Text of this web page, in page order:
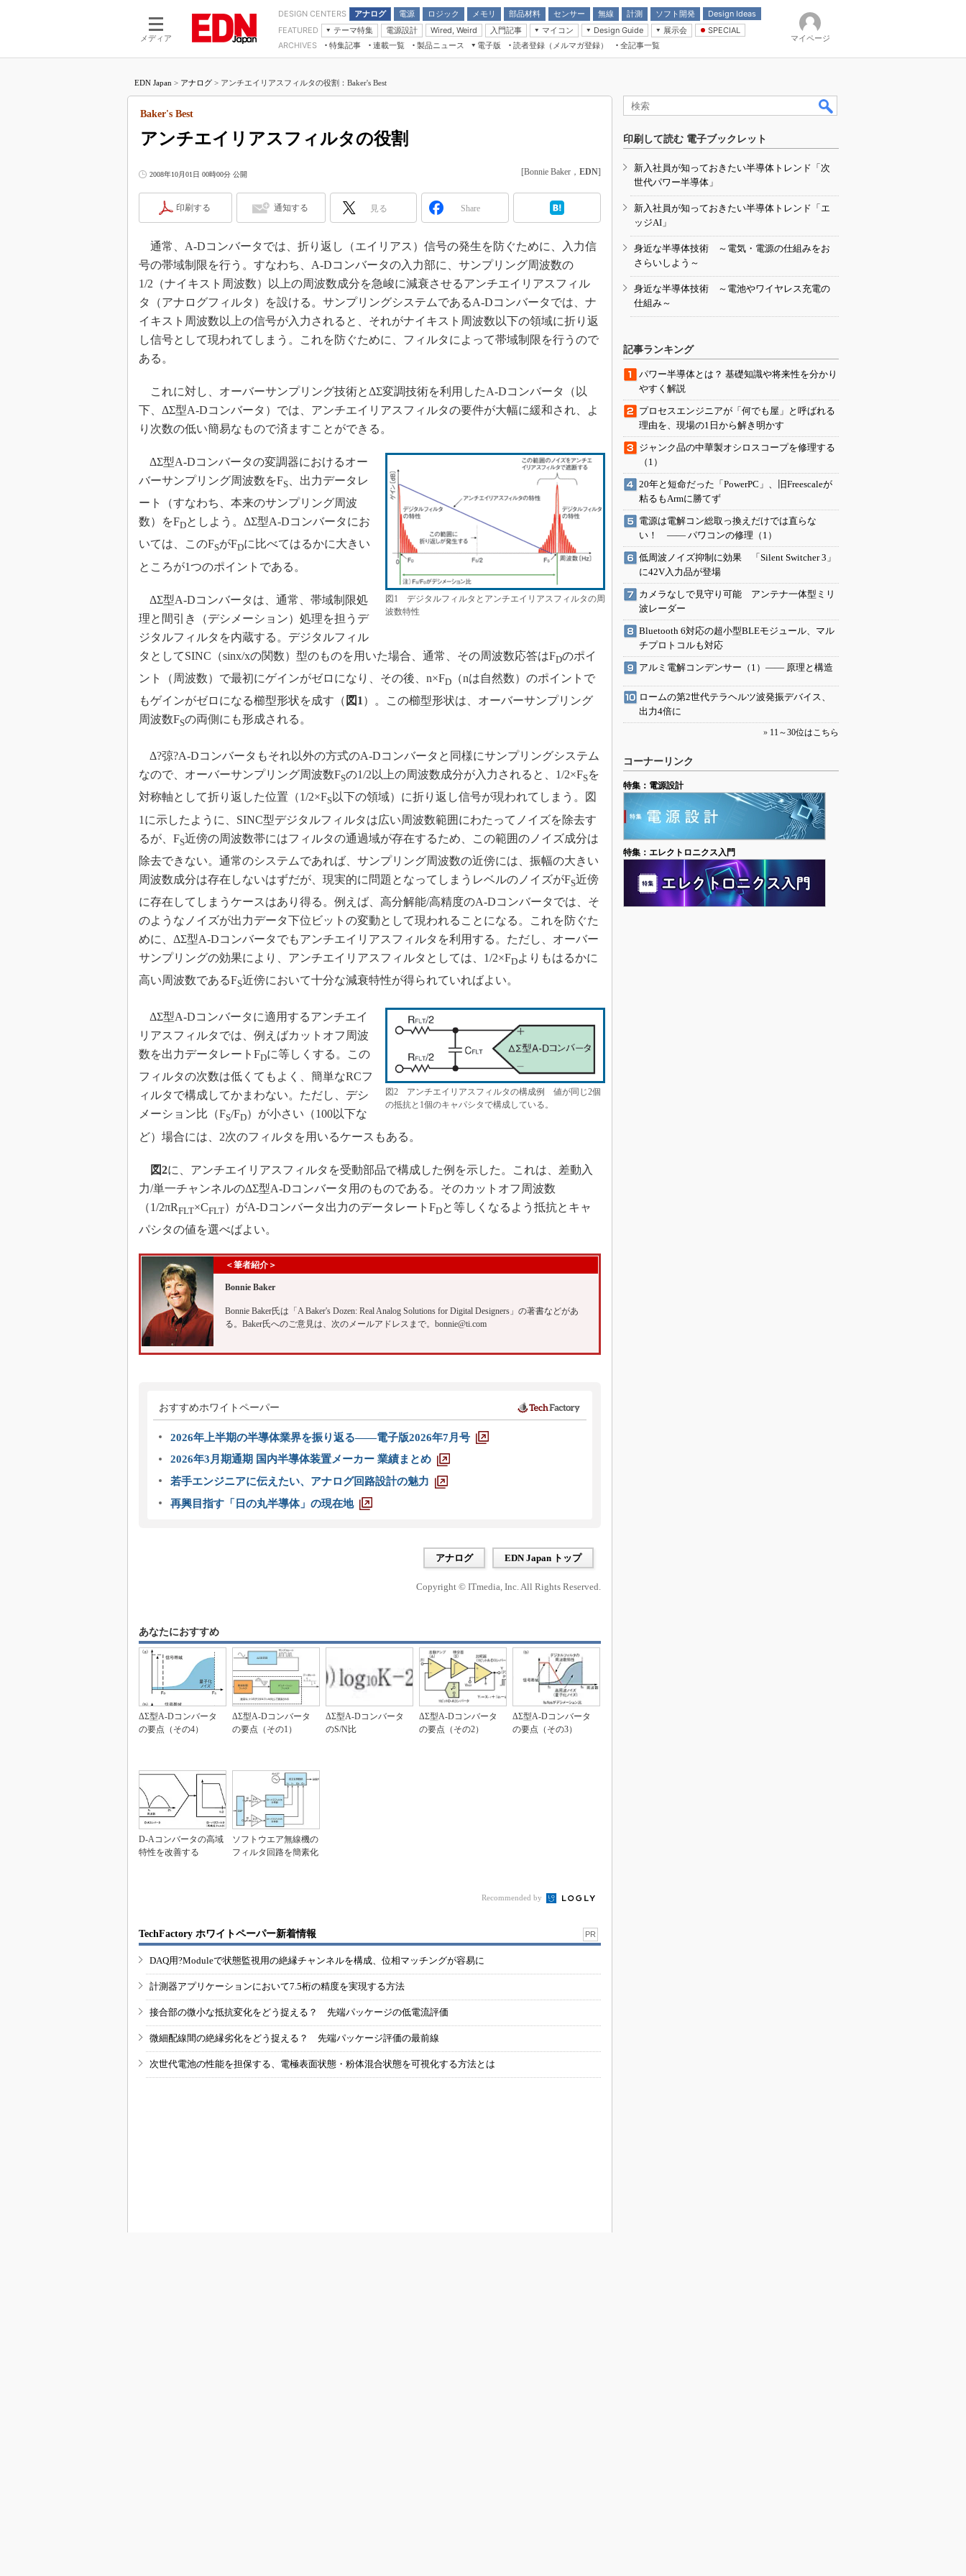
メディア
DESIGN CENTERS アナログ
電源
モーター
ロジック
LSI
メモリ
部品材料
受動部品
センサー 無線 計測 ソフト開発
Design Ideas
アナログ機能回路
計測とテスト
FEATURED
テーマ特集
つながるクルマ
エレクトロニクス入門
製品解剖（EE Times Japan）
電源設計 Wired, Weird
入門記事
モーター入門
マイコン
マイコン講座
Design Guide
計測機器
展示会
CEATEC
組込み/エッジコンピューティング展
SPECIAL
Microchip情報
ARCHIVES 特集記事
連載一覧
マイクロプロセッサ懐古録
たった2つの式で始めるDC/DCコン
バーターの設計
DC-DCコンバーター活用講座
Wired, Weird
マイコン講座
Q&Aで学ぶマイコン講座
高速シリアル伝送技術講座
記録計／データロガーの基礎知識
アナログ設計のきほん／ADCとノイ
ズ編
めざせ高効率！ モーター駆動入門講
「SPICEの仕組みとその活用設計」
最新記事一覧
計測器メーカーから見た5G
う変わる？
IoT時代の無線規格を知る【Thread
IoT時代の無線規格を知る【Z-Wave
編】
製品ニュース
電子版
電子ブックレット
読者登録（メルマガ登録） 全記事一覧
マイページ
EDN Japan > アナログ > アンチエイリアスフィルタの役割：Baker's Best
アンチエイリアスフィルタの役割
Baker's Best
2008年10月01日 00時00分 公開 [Bonnie Baker， EDN]
印刷する 通知する 見る Share
通常、A-Dコンバータでは、折り返し（エイリアス）信号の発生を防ぐために、入力信
号の帯域制限を行う。すなわち、A-Dコンバータの入力部に、サンプリング周波数の
1/2（ナイキスト周波数）以上の周波数成分を急峻に減衰させるアンチエイリアスフィル
タ（アナログフィルタ）を設ける。サンプリングシステムであるA-Dコンバータでは、ナ
イキスト周波数以上の信号が入力されると、それがナイキスト周波数以下の領域に折り返
し信号として現われてしまう。これを防ぐために、フィルタによって帯域制限を行うので
ある。
これに対し、オーバーサンプリング技術とΔΣ変調技術を利用したA-Dコンバータ（以
下、ΔΣ型A-Dコンバータ）では、アンチエイリアスフィルタの要件が大幅に緩和され、よ
り次数の低い簡易なもので済ますことができる。
図1 デジタルフィルタとアンチエイリアスフィルタの周
波数特性
ΔΣ型A-Dコンバータの変調器におけるオー
バーサンプリング周波数をFS 、出力データレ
ート（すなわち、本来のサンプリング周波
数）をFDとしよう。ΔΣ型A-Dコンバータにお
いては、このFSがFDに比べてはるかに大きい
ところが1つのポイントである。
ΔΣ型A-Dコンバータは、通常、帯域制限処
理と間引き（デシメーション）処理を担うデ
ジタルフィルタを内蔵する。デジタルフィル
タとしてSINC（sinx/xの関数）型のものを用いた場合、通常、その周波数応答はFDのポイ
ント（周波数）で最初にゲインがゼロになり、その後、n×FD （nは自然数）のポイントで
もゲインがゼロになる櫛型形状を成す（ 図1 ）。この櫛型形状は、オーバーサンプリング
周波数FSの両側にも形成される。
Δ?弶?A-Dコンバータもそれ以外の方式のA-Dコンバータと同様にサンプリングシステム
なので、オーバーサンプリング周波数FSの1/2以上の周波数成分が入力されると、1/2×FSを
対称軸として折り返した位置（1/2×FS 以下の領域）に折り返し信号が現われてしまう。図
1に示したように、SINC型デジタルフィルタは広い周波数範囲にわたってノイズを除去す
るが、FS近傍の周波数帯にはフィルタの通過域が存在するため、この範囲のノイズ成分は
除去できない。通常のシステムであれば、サンプリング周波数の近傍には、振幅の大きい
周波数成分は存在しないはずだが、現実的に問題となってしまうレベルのノイズがFS近傍
に存在してしまうケースはあり得る。例えば、高分解能/高精度のA-Dコンバータでは、そ
のようなノイズが出力データ下位ビットの変動として現われることになる。これを防ぐた
めに、ΔΣ型A-Dコンバータでもアンチエイリアスフィルタを利用する。ただし、オーバー
サンプリングの効果により、アンチエイリアスフィルタとしては、1/2×FDよりもはるかに
高い周波数であるFS近傍において十分な減衰特性が得られていればよい。
図2 アンチエイリアスフィルタの構成例 値が同じ2個
の抵抗と1個のキャパシタで構成している。
ΔΣ型A-Dコンバータに適用するアンチエイ
リアスフィルタでは、例えばカットオフ周波
数を出力データレートFDに等しくする。この
フィルタの次数は低くてもよく、簡単なRCフ
ィルタで構成してかまわない。ただし、デシ
メーション比（FS/FD）が小さい（100以下な
ど）場合には、2次のフィルタを用いるケースもある。
図2に、アンチエイリアスフィルタを受動部品で構成した例を示した。これは、差動入
力/単一チャンネルのΔΣ型A-Dコンバータ用のものである。そのカットオフ周波数
（1/2πRFLT×CFLT）がA-Dコンバータ出力のデータレートFDと等しくなるよう抵抗とキャ
パシタの値を選べばよい。
＜筆者紹介＞
Bonnie Baker
Bonnie Baker氏は「A Baker's Dozen: Real Analog Solutions for Digital Designers」の著書などがあ
る。Baker氏へのご意見は、次のメールアドレスまで。bonnie@ti.com
おすすめホワイトペーパー
2026年上半期の半導体業界を振り返る――電子版2026年7月号
2026年3月期通期 国内半導体装置メーカー 業績まとめ
若手エンジニアに伝えたい、アナログ回路設計の魅力
再興目指す「日の丸半導体」の現在地
アナログ EDN Japan トップ
Copyright © ITmedia, Inc. All Rights Reserved.
あなたにおすすめ
ΔΣ型A-Dコンバータ
の要点（その4）
ΔΣ型A-Dコンバータ
の要点（その1）
ΔΣ型A-Dコンバータ
のS/N比
ΔΣ型A-Dコンバータ
の要点（その2）
ΔΣ型A-Dコンバータ
の要点（その3）
D-Aコンバータの高域
特性を改善する
ソフトウエア無線機の
フィルタ回路を簡素化
Recommended by
TechFactory ホワイトペーパー新着情報 PR
DAQ用?Moduleで状態監視用の絶縁チャンネルを構成、位相マッチングが容易に
計測器アプリケーションにおいて7.5桁の精度を実現する方法
接合部の微小な抵抗変化をどう捉える？ 先端パッケージの低電流評価
微細配線間の絶縁劣化をどう捉える？ 先端パッケージ評価の最前線
次世代電池の性能を担保する、電極表面状態・粉体混合状態を可視化する方法とは
印刷して読む 電子ブックレット
新入社員が知っておきたい半導体トレンド「次
世代パワー半導体」
新入社員が知っておきたい半導体トレンド「エ
ッジAI」
身近な半導体技術 ～電気・電源の仕組みをお
さらいしよう～
身近な半導体技術 ～電池やワイヤレス充電の
仕組み～
記事ランキング
パワー半導体とは？ 基礎知識や将来性を分かり
やすく解説
プロセスエンジニアが「何でも屋」と呼ばれる
理由を、現場の1日から解き明かす
ジャンク品の中華製オシロスコープを修理する
（1）
20年と短命だった「PowerPC」、旧Freescaleが
粘るもArmに勝てず
電源は電解コン総取っ換えだけでは直らな
い！ ―― パワコンの修理（1）
低周波ノイズ抑制に効果 「Silent Switcher 3」
に42V入力品が登場
カメラなしで見守り可能 アンテナ一体型ミリ
波レーダー
Bluetooth 6対応の超小型BLEモジュール、マル
チプロトコルも対応
アルミ電解コンデンサー（1）―― 原理と構造
ロームの第2世代テラヘルツ波発振デバイス、
出力4倍に
» 11～30位はこちら
コーナーリンク
特集：電源設計
特集：エレクトロニクス入門